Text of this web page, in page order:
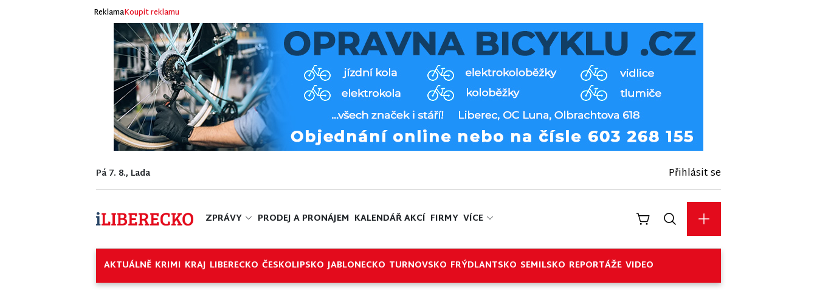
ReklamaKoupit reklamu
Pá 7. 8., Lada Přihlásit se
ZPRÁVY PRODEJ A PRONÁJEM KALENDÁŘ AKCÍ FIRMY VÍCE
AKTUÁLNĚ KRIMI KRAJ LIBERECKO ČESKOLIPSKO JABLONECKO TURNOVSKO FRÝDLANTSKO SEMILSKO REPORTÁŽE VIDEO